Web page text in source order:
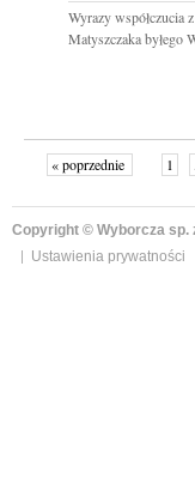
Wyrazy współczucia
Matyszczaka byłego
« poprzednie 1
Copyright © Wyborcza sp.
Ustawienia prywatności